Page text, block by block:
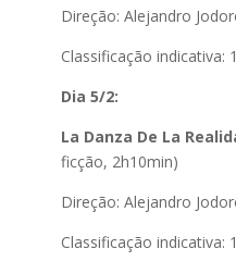
Direção: Alejandro
Classificação indicativa:
Dia 5/2:
La Danza De La
ficção, 2h10min)
Direção: Alejandro
Classificação indicativa: